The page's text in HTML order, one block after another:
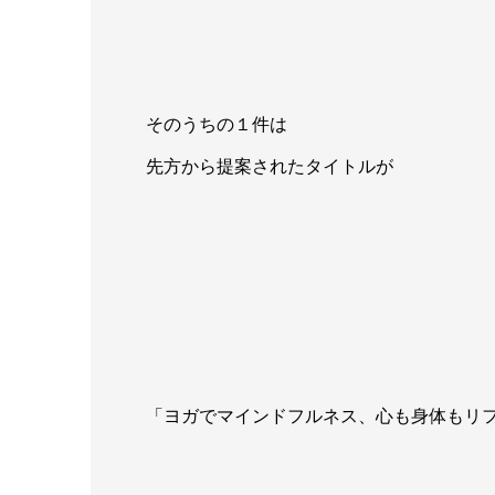
そのうちの１件は
先方から提案されたタイトルが
「ヨガでマインドフルネス、心も身体もリ